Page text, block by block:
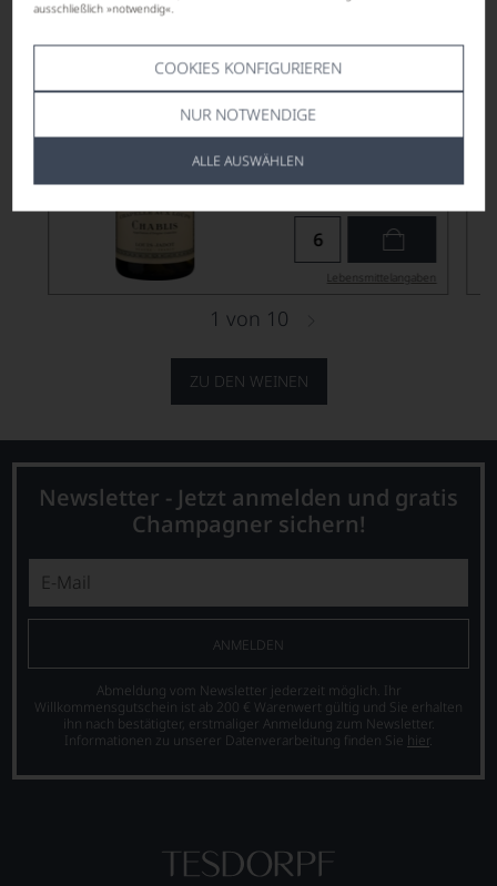
ausschließlich »notwendig«.
COOKIES KONFIGURIEREN
NUR NOTWENDIGE
ALLE AUSWÄHLEN
ZU DEN WEINEN
€22,90
Lebensmittel­angaben
1 von 10
Newsletter - Jetzt anmelden und gratis
Champagner sichern!
ANMELDEN
Abmeldung vom Newsletter jederzeit möglich. Ihr
Willkommensgutschein ist ab 200 € Warenwert gültig und Sie erhalten
ihn nach bestätigter, erstmaliger Anmeldung zum Newsletter.
Informationen zu unserer Datenverarbeitung finden Sie hier.